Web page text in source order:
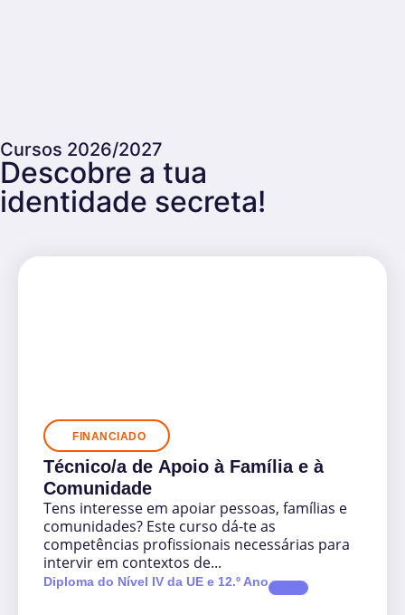
Cursos 2026/2027
Descobre a tua
identidade secreta!
FINANCIADO
Técnico/a de Apoio à Família e à
Comunidade
Tens interesse em apoiar pessoas, famílias e
comunidades? Este curso dá-te as
competências profissionais necessárias para
intervir em contextos de...
Diploma do Nível IV da UE e 12.º Ano